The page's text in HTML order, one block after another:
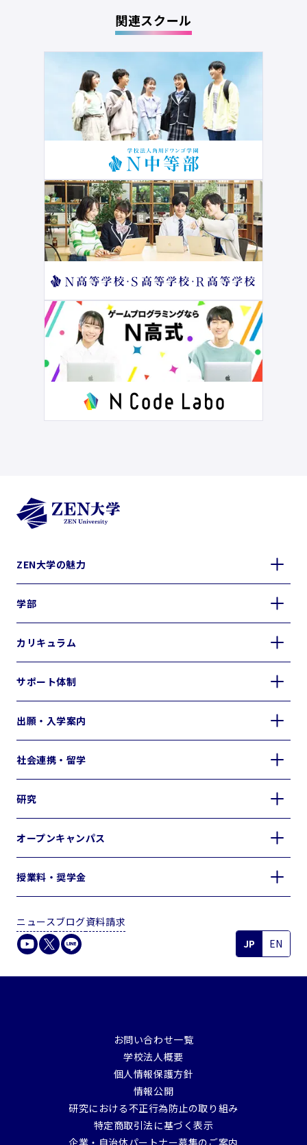
関連スクール
ZEN大学の魅力
学部
カリキュラム
サポート体制
出願・入学案内
社会連携・留学
研究
オープンキャンパス
授業料・奨学金
ニュースブログ資料請求
JP
EN
お問い合わせ一覧
学校法人概要
個人情報保護方針
情報公開
研究における不正行為防止の取り組み
特定商取引法に基づく表示